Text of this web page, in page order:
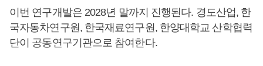
이번 연구개발은 2028년 말까지 진행된다. 경도산업, 한
국자동차연구원, 한국재료연구원, 한양대학교 산학협력
단이 공동연구기관으로 참여한다.